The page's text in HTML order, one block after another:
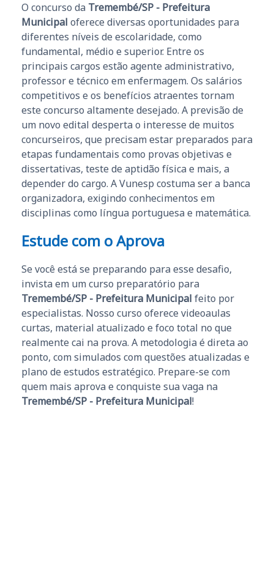
O concurso da Tremembé/SP - Prefeitura
Municipal oferece diversas oportunidades para
diferentes níveis de escolaridade, como
fundamental, médio e superior. Entre os
principais cargos estão agente administrativo,
professor e técnico em enfermagem. Os salários
competitivos e os benefícios atraentes tornam
este concurso altamente desejado. A previsão de
um novo edital desperta o interesse de muitos
concurseiros, que precisam estar preparados para
etapas fundamentais como provas objetivas e
dissertativas, teste de aptidão física e mais, a
depender do cargo. A Vunesp costuma ser a banca
organizadora, exigindo conhecimentos em
disciplinas como língua portuguesa e matemática.
Estude com o Aprova
Se você está se preparando para esse desafio,
invista em um curso preparatório para
Tremembé/SP - Prefeitura Municipal feito por
especialistas. Nosso curso oferece videoaulas
curtas, material atualizado e foco total no que
realmente cai na prova. A metodologia é direta ao
ponto, com simulados com questões atualizadas e
plano de estudos estratégico. Prepare-se com
quem mais aprova e conquiste sua vaga na
Tremembé/SP - Prefeitura Municipal!